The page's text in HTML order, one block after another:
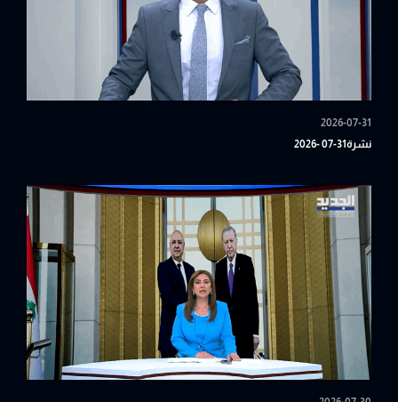
2026-07-31
نشرة31-07 -2026